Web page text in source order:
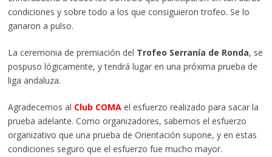
condiciones y sobre todo a los que consiguieron trofeo. Se lo
ganaron a pulso.
La ceremonia de premiación del Trofeo Serranía de Ronda, se
pospuso lógicamente, y tendrá lugar en una próxima prueba de
liga andaluza.
Agradecemos al Club COMAel esfuerzo realizado para sacar la
prueba adelante. Como organizadores, sabemos el esfuerzo
organizativo que una prueba de Orientación supone, y en estas
condiciones seguro que el esfuerzo fue mucho mayor.